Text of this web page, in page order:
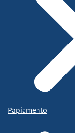
Papiamento